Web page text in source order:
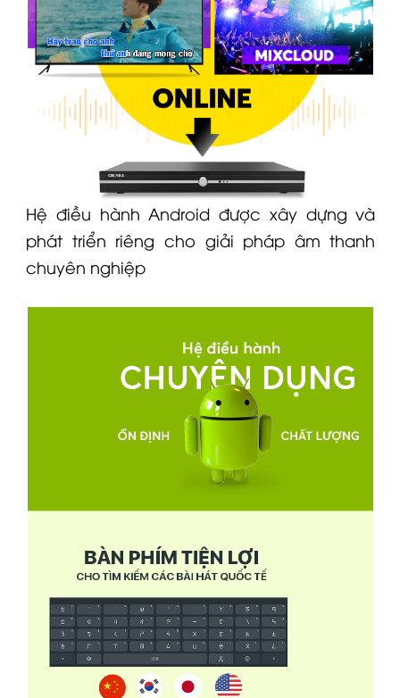
Hệ điều hành Android được xây dựng và
phát triển riêng cho giải pháp âm thanh
chuyên nghiệp